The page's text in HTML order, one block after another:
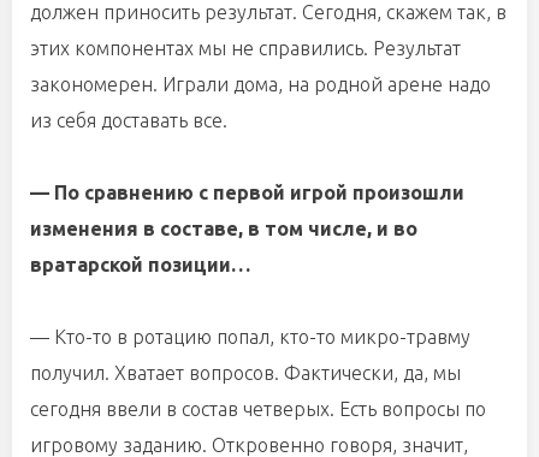
должен приносить результат. Сегодня, скажем так, в
этих компонентах мы не справились. Результат
закономерен. Играли дома, на родной арене надо
из себя доставать все.
— По сравнению с первой игрой произошли
изменения в составе, в том числе, и во
вратарской позиции…
— Кто-то в ротацию попал, кто-то микро-травму
получил. Хватает вопросов. Фактически, да, мы
сегодня ввели в состав четверых. Есть вопросы по
игровому заданию. Откровенно говоря, значит,